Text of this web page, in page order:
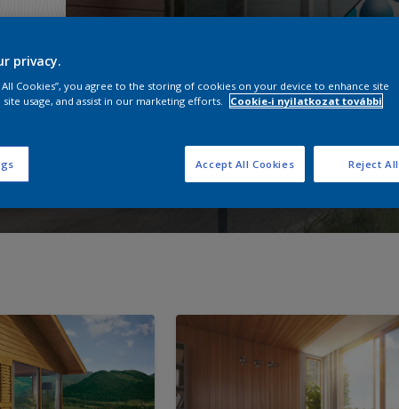
privacy.
All Cookies”, you agree to the storing of cookies on your device to enhance site
usage, and assist in our marketing efforts.
Cookie-i nyilatkozat további
Reject All
Accept All Cookies